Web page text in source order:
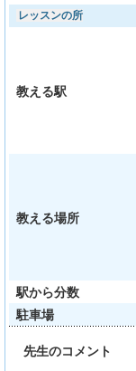
レッスンの所
教える駅
教える場所
駅から分数
駐車場
先生のコメント